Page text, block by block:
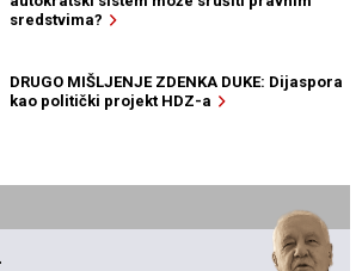
sredstvima?
DRUGO MIŠLJENJE ZDENKA DUKE: Dijaspora
kao politički projekt HDZ-a